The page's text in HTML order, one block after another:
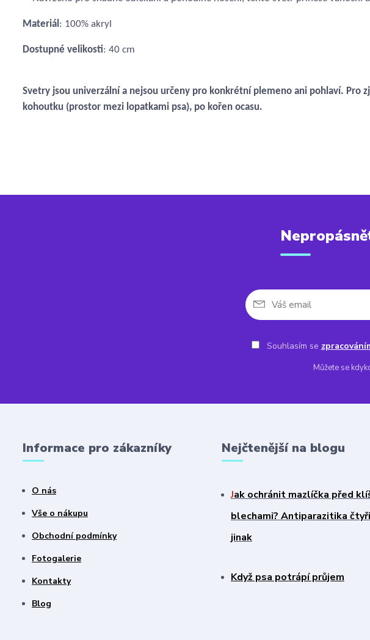
Materiál : 100% akryl
Dostupné velikosti: 40 cm
Svetry jsou univerzální a nejsou určeny pro konkrétní plemeno ani pohlaví. Pro
kohoutku (prostor mezi lopatkami psa), po kořen ocasu.
Souhlasím se
Můžete se
Informace pro zákazníky
O nás
Vše o nákupu
Obchodní podmínky
Fotogalerie
Kontakty
Blog
Nejčtenější na blogu
Jak ochránit mazlíčka před
blechami? Antiparazitika
jinak
Když psa potrápí průjem